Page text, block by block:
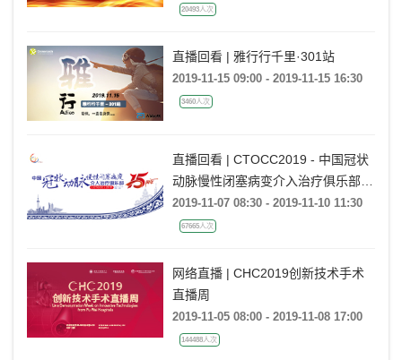
20493人次
直播回看 | 雅行行千里·301站
2019-11-15 09:00 - 2019-11-15 16:30
3460人次
直播回看 | CTOCC2019 - 中国冠状
动脉慢性闭塞病变介入治疗俱乐部15
周年
2019-11-07 08:30 - 2019-11-10 11:30
67665人次
网络直播 | CHC2019创新技术手术
直播周
2019-11-05 08:00 - 2019-11-08 17:00
144488人次